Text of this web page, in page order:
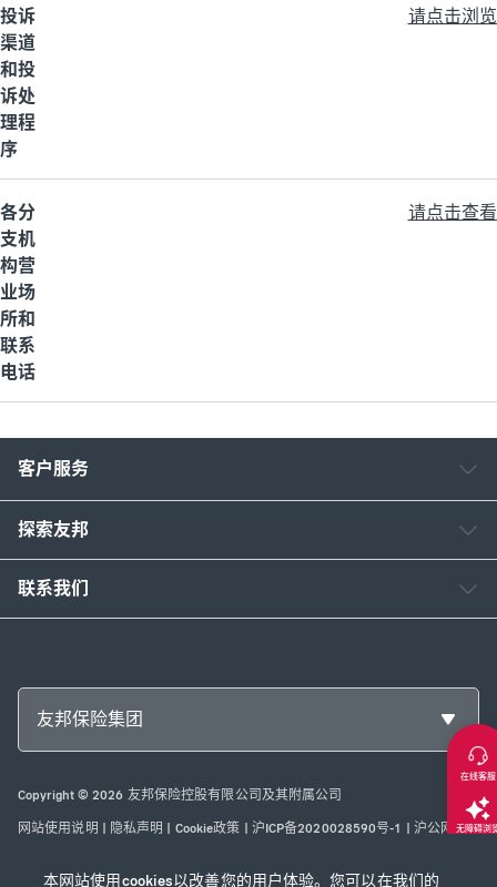
投诉
渠道
和投
诉处
理程
序
请点击浏览
各分
支机
构营
业场
所和
联系
电话
请点击查看
本网站使用cookies以改善您的用户体验。您可以在我们的
客户服务
探索友邦
联系我们
友邦保险集团
Copyright © 2026 友邦保险控股有限公司及其附属公司
网站使用说明 隐私声明 Cookie政策 沪ICP备2020028590号-1 沪公网安
在线客服
无障碍浏